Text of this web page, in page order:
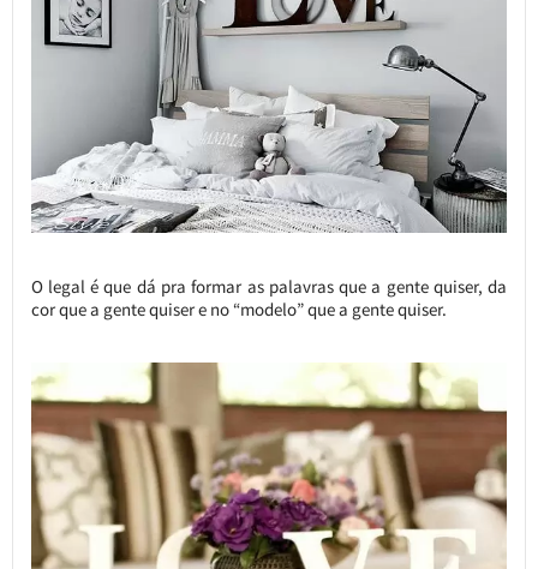
O legal é que dá pra formar as palavras que a gente quiser, da
cor que a gente quiser e no “modelo” que a gente quiser.